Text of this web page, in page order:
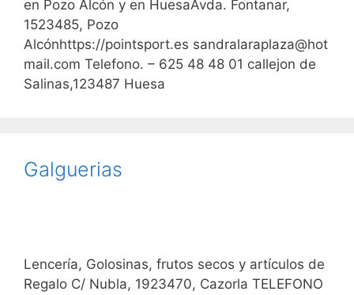
en Pozo Alcón y en HuesaAvda. Fontanar,
1523485, Pozo
Alcónhttps://pointsport.es sandralaraplaza@hot
mail.com Telefono. – 625 48 48 01 callejon de
Salinas,123487 Huesa
Galguerias
Lencería, Golosinas, frutos secos y artículos de
Regalo C/ Nubla, 1923470, Cazorla TELEFONO